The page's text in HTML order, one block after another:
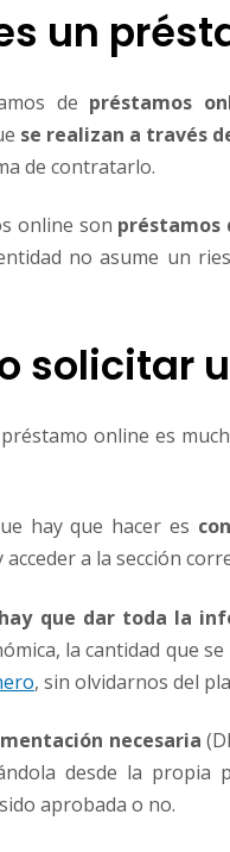
un
de préstamos
se realizan a través
de contratarlo.
online son préstamos
no asume un
solicitar
online es
hay que hacer es
acceder a la sección
hay que dar toda la
la cantidad que
, sin olvidarnos del
necesaria
desde la propia
aprobada o no.